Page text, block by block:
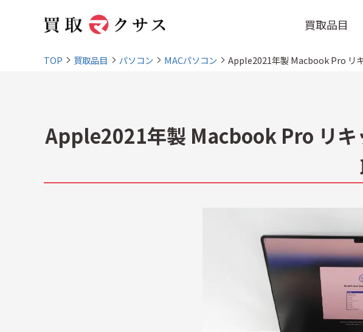
買取品目
TOP 買取品目 パソコン MACパソコン Apple2021年製 Macbook Pro リ
Apple2021年製 Macbook Pro リキ